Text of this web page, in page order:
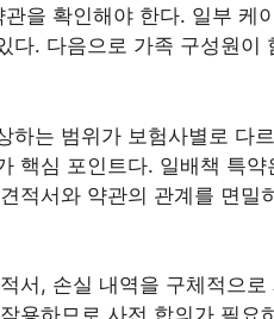
을 확인해야 한다. 일부 케
. 다음으로 가족 구성원이
하는 범위가 보험사별로 다
핵심 포인트다. 일배책 특
적서와 약관의 관계를 면밀
서, 손실 내역을 구체적으